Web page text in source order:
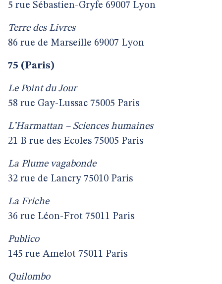
5 rue Sébastien-Gryfe 69007 Lyon
Terre des Livres
86 rue de Marseille 69007 Lyon
75 (Paris)
Le Point du Jour
58 rue Gay-Lussac 75005 Paris
L’Harmattan – Sciences humaines
21 B rue des Ecoles 75005 Paris
La Plume vagabonde
32 rue de Lancry 75010 Paris
La Friche
36 rue Léon-Frot 75011 Paris
Publico
145 rue Amelot 75011 Paris
Quilombo